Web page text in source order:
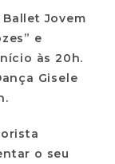
Jovem
e
às 20h.
Gisele
o seu